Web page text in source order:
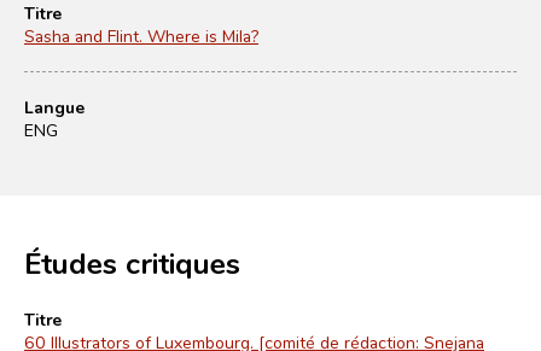
Titre
Sasha and Flint. Where is Mila?
Langue
ENG
Études critiques
Titre
60 Illustrators of Luxembourg. [comité de rédaction: Snejana